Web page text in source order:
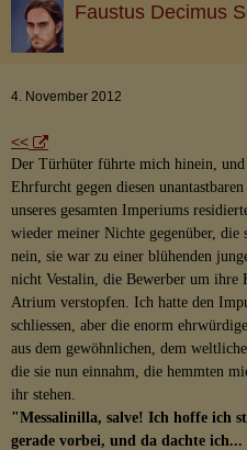
Faustus Decimus
4. November 2012
<<
Der Türhüter führte mich hinein,
Ehrfurcht gegen diesen
unseres gesamten Imperiums
wieder meiner Nichte gegenüber,
nein, sie war zu einer blühenden
nicht Vestalin, die Bewerber um ihre
Atrium verstopfen. Ich hatte den
schliessen, aber die enorm
aus dem gewöhnlichen, dem
die sie nun einnahm, die hemmten
ihr stehen.
"Messalinilla, salve! Ich hoffe ich
gerade vorbei, und da dachte ich...